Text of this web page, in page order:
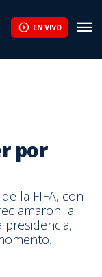
EN VIVO
por
la FIFA, con
la
presidencia,